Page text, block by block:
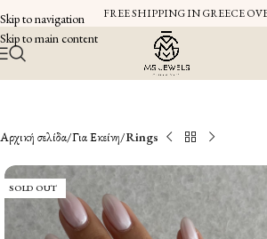
Skip to navigation
Skip to main content
FREE SHIPPING IN GREECE
Αρχική σελίδα Για Εκείνη Rings
SOLD OUT